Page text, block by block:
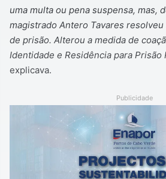
uma multa ou pena suspensa, mas,
magistrado Antero Tavares
de prisão. Alterou a medida de
Identidade e Residência para Prisão
explicava.
Publicidade